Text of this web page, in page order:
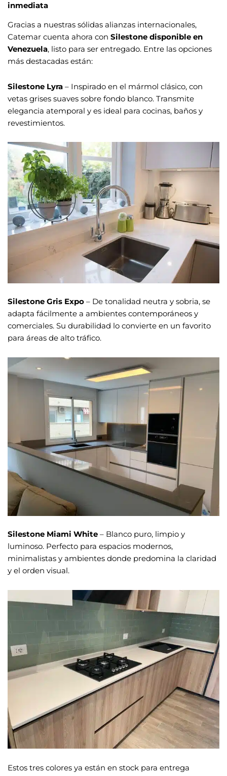
inmediata
Gracias a nuestras sólidas alianzas internacionales,
Catemar cuenta ahora con Silestone disponible en
Venezuela, listo para ser entregado. Entre las opciones
más destacadas están:
Silestone Lyra – Inspirado en el mármol clásico, con
vetas grises suaves sobre fondo blanco. Transmite
elegancia atemporal y es ideal para cocinas, baños y
revestimientos.
Silestone Gris Expo – De tonalidad neutra y sobria, se
adapta fácilmente a ambientes contemporáneos y
comerciales. Su durabilidad lo convierte en un favorito
para áreas de alto tráfico.
Silestone Miami White – Blanco puro, limpio y
luminoso. Perfecto para espacios modernos,
minimalistas y ambientes donde predomina la claridad
y el orden visual.
Estos tres colores ya están en stock para entrega